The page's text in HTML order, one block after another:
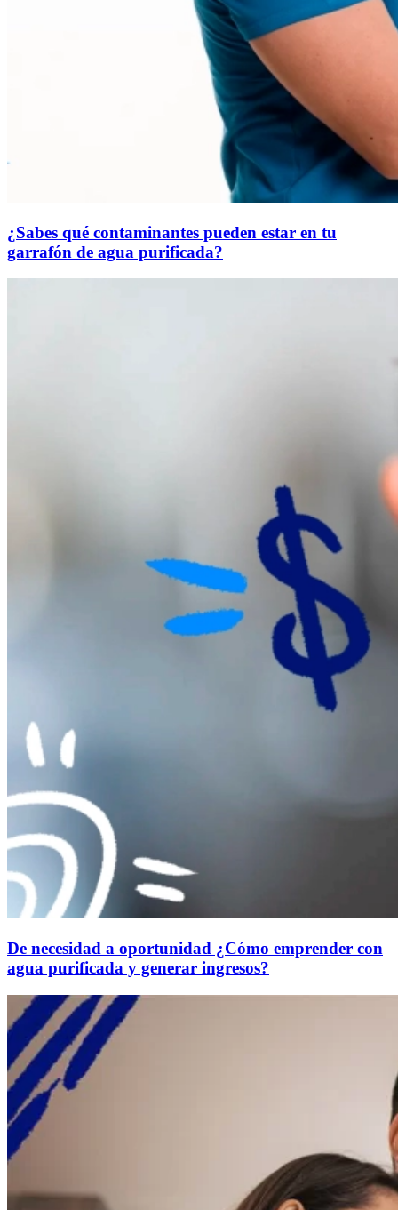
¿Sabes qué contaminantes pueden estar en tu
garrafón de agua purificada?
De necesidad a oportunidad ¿Cómo emprender con
agua purificada y generar ingresos?